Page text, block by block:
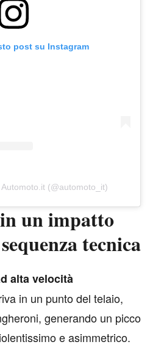
post su Instagram
(@automoto_it)
in un impatto
tecnica
alta velocità
in un punto del telaio,
generando un picco
e asimmetrico.